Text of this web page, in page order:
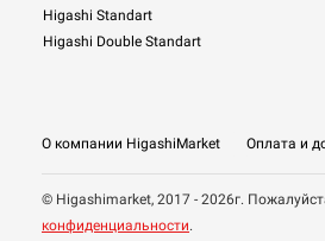
Higashi Standart
Higashi Double Standart
О компании HigashiMarket Оплата и
© Higashimarket, 2017 - 2026г.
конфиденциальности.